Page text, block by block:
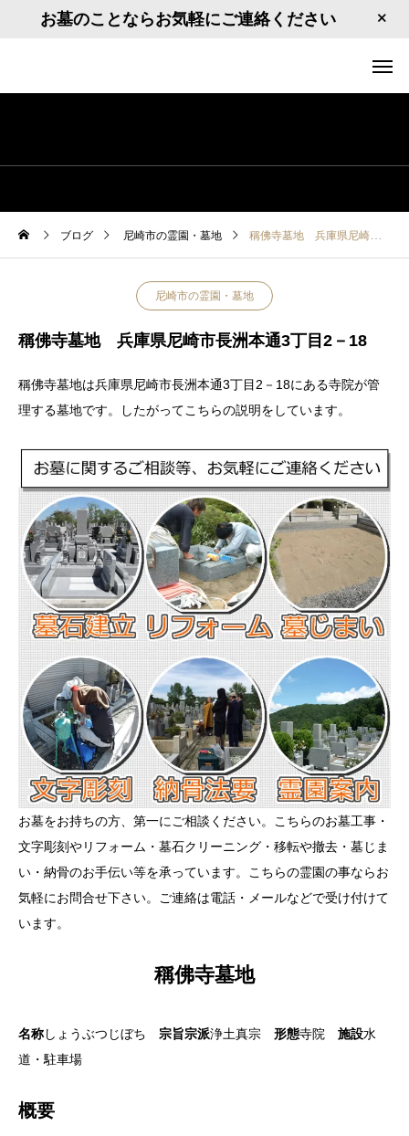
お墓のことならお気軽にご連絡ください
ブログ 尼崎市の霊園・墓地 稱佛寺墓地 兵庫県尼崎市長洲本通3丁目2－18
尼崎市の霊園・墓地
稱佛寺墓地 兵庫県尼崎市長洲本通3丁目2－18
稱佛寺墓地は兵庫県尼崎市長洲本通3丁目2－18にある寺院が管
理する墓地です。したがってこちらの説明をしています。
お墓をお持ちの方、第一にご相談ください。こちらのお墓工事・
文字彫刻やリフォーム・墓石クリーニング・移転や撤去・墓じま
い・納骨のお手伝い等を承っています。こちらの霊園の事ならお
気軽にお問合せ下さい。ご連絡は電話・メールなどで受け付けて
います。
稱佛寺墓地
名称しょうぶつじぼち 宗旨宗派浄土真宗 形態寺院 施設水
道・駐車場
概要